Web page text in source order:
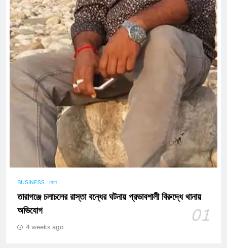
BUSINESS খেলা
তারাগঞ্জে চলাচলের রাস্তা বন্ধের ঘটনায় প্রভাবশালী বিরুদ্ধে থানায়
অভিযোগ
01
4 weeks ago